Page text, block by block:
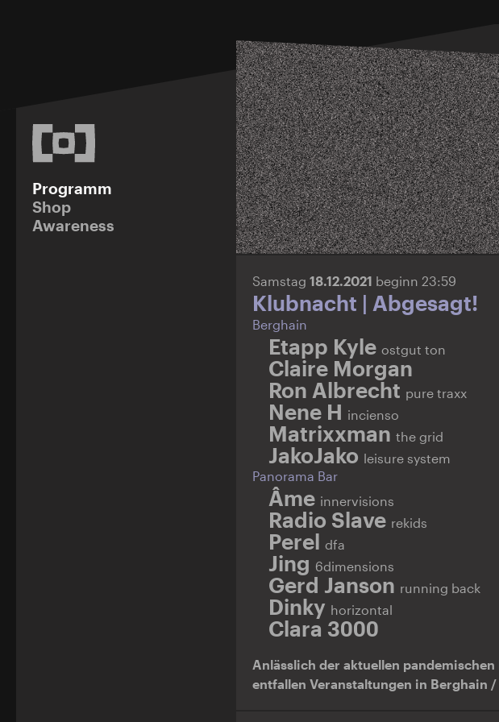
Programm
Shop
Awareness
Samstag 18.12.2021 beginn 23:59
Klubnacht | Abgesagt!
Berghain
Etapp Kyle ostgut ton
Claire Morgan
Ron Albrecht pure traxx
Nene H incienso
Matrixxman the grid
JakoJako leisure system
Panorama Bar
Âme innervisions
Radio Slave rekids
Perel dfa
Jing 6dimensions
Gerd Janson running back
Dinky horizontal
Clara 3000
Anlässlich der aktuellen
entfallen Veranstaltungen in Berghain